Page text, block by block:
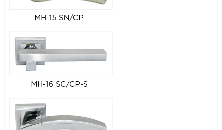
MH-15 SN/CP
MH-16 SC/CP-S